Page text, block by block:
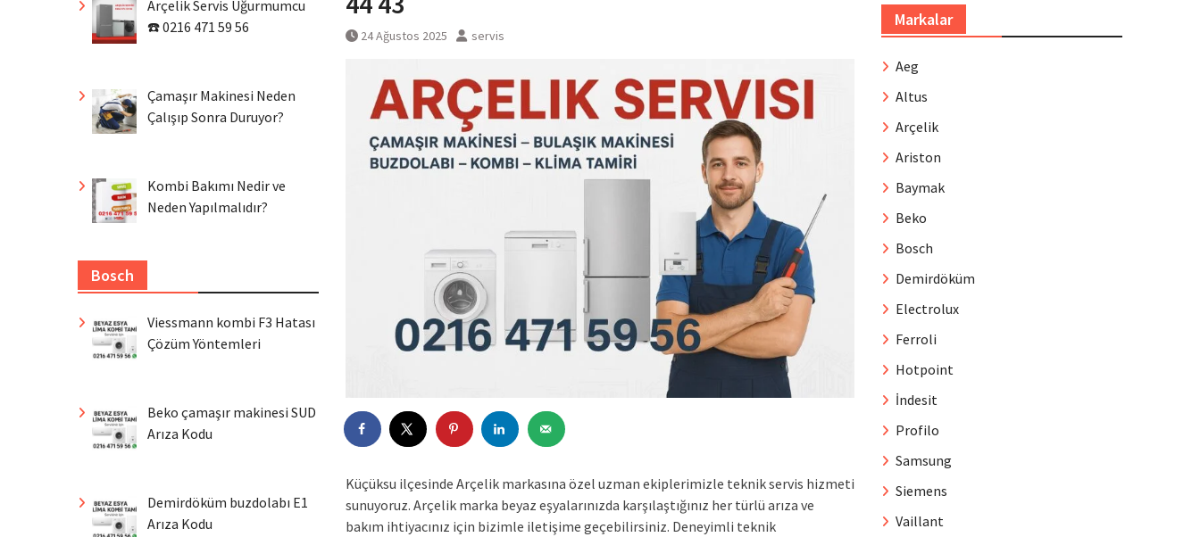
24 Ağustos 2025 servis
Küçüksu ilçesinde Arçelik markasına özel uzman ekiplerimizle teknik servis hizmeti
sunuyoruz. Arçelik marka beyaz eşyalarınızda karşılaştığınız her türlü arıza ve
bakım ihtiyacınız için bizimle iletişime geçebilirsiniz. Deneyimli teknik
Markalar
Aeg
Altus
Arçelik
Ariston
Baymak
Beko
Bosch
Demirdöküm
Electrolux
Ferroli
Hotpoint
İndesit
Profilo
Samsung
Siemens
Vaillant
Arçelik Servis Uğurmumcu
☎️ 0216 471 59 56
Çamaşır Makinesi Neden
Çalışıp Sonra Duruyor?
Kombi Bakımı Nedir ve
Neden Yapılmalıdır?
Bosch
Viessmann kombi F3 Hatası
Çözüm Yöntemleri
Beko çamaşır makinesi SUD
Arıza Kodu
Demirdöküm buzdolabı E1
Arıza Kodu